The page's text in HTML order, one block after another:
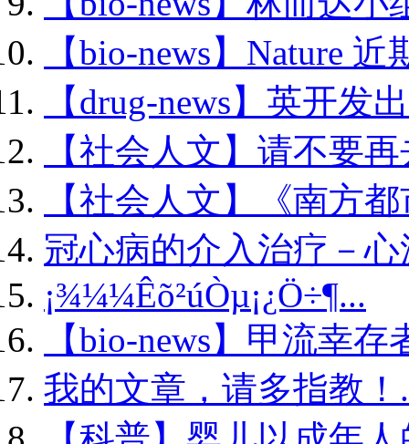
【bio-news】Nature 近
【drug-news】英开发
【社会人文】请不要
【社会人文】《南方
冠心病的介入治疗－心
¡¾¼¼Êõ²úÒµ¡¿Ö÷¶...
【bio-news】甲流幸存
我的文章，请多指教！